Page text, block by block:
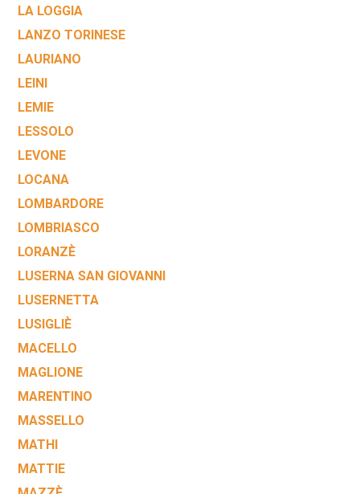
LA LOGGIA
LANZO TORINESE
LAURIANO
LEINI
LEMIE
LESSOLO
LEVONE
LOCANA
LOMBARDORE
LOMBRIASCO
LORANZÈ
LUSERNA SAN GIOVANNI
LUSERNETTA
LUSIGLIÈ
MACELLO
MAGLIONE
MARENTINO
MASSELLO
MATHI
MATTIE